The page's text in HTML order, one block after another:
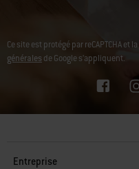
Ce site est protégé par reCAPTCHA et la
générales de Google s’appliquent.
Entreprise